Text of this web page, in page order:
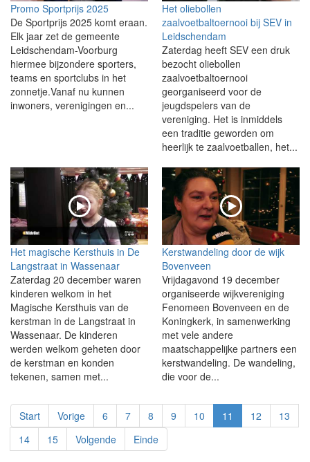
Promo Sportprijs 2025
De Sportprijs 2025 komt eraan.
Elk jaar zet de gemeente
Leidschendam-Voorburg
hiermee bijzondere sporters,
teams en sportclubs in het
zonnetje.Vanaf nu kunnen
inwoners, verenigingen en...
Het oliebollen
zaalvoetbaltoernooi bij SEV in
Leidschendam
Zaterdag heeft SEV een druk
bezocht oliebollen
zaalvoetbaltoernooi
georganiseerd voor de
jeugdspelers van de
vereniging. Het is inmiddels
een traditie geworden om
heerlijk te zaalvoetballen, het...
Het magische Kersthuis in De
Langstraat in Wassenaar
Zaterdag 20 december waren
kinderen welkom in het
Magische Kersthuis van de
kerstman in de Langstraat in
Wassenaar. De kinderen
werden welkom geheten door
de kerstman en konden
tekenen, samen met...
Kerstwandeling door de wijk
Bovenveen
Vrijdagavond 19 december
organiseerde wijkvereniging
Fenomeen Bovenveen en de
Koningkerk, in samenwerking
met vele andere
maatschappelijke partners een
kerstwandeling. De wandeling,
die voor de...
Start Vorige 6 7 8 9 10 11 12
13
14
15 Volgende Einde